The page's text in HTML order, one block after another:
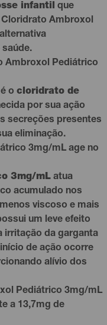
infantil que
Ambroxol
Ambroxol Pediátrico
o cloridrato de
por sua ação
secreções presentes
eliminação.
3mg/mL age no
3mg/mL atua
acumulado nos
viscoso e mais
um leve efeito
irritação da garganta
de ação ocorre
alívio dos
Pediátrico 3mg/mL
a 13,7mg de